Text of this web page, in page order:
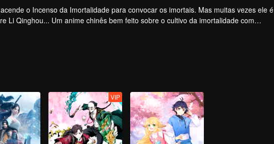
o Incenso da Imortalidade para convocar os imortais. Mas muitas vezes ele é
Li Qinghou... Um anime chinês bem feito sobre o cultivo da imortalidade com
de alegria.
VIP